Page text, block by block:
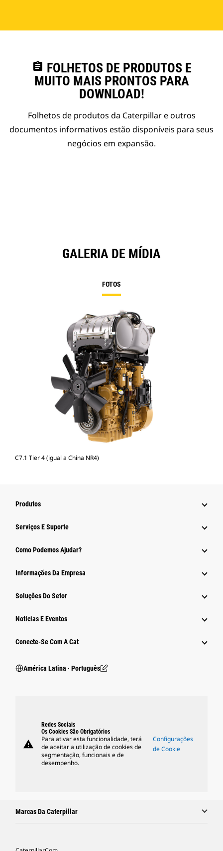
assignment FOLHETOS DE PRODUTOS E
MUITO MAIS PRONTOS PARA
DOWNLOAD!
Folhetos de produtos da Caterpillar e outros
documentos informativos estão disponíveis para seus
negócios em expansão.
GALERIA DE MÍDIA
FOTOS
C7.1 Tier 4 (igual a China NR4)
Produtos
Serviços E Suporte
Como Podemos Ajudar?
Informações Da Empresa
Soluções Do Setor
Notícias E Eventos
Conecte-Se Com A Cat
América Latina ‧ Português
warning
Redes Sociais
Os Cookies São Obrigatórios
Para ativar esta funcionalidade, terá
de aceitar a utilização de cookies de
segmentação, funcionais e de
desempenho.
Configurações
de Cookie
Marcas Da Caterpillar